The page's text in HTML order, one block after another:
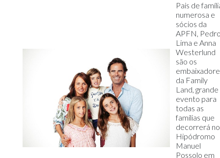
Pais de
numerosa e
sócios da
APFN,
Lima e Anna
Westerlund
são os
da Family
Land, grande
evento para
todas as
famílias que
decorrerá no
Hipódromo
Manuel
Possolo em